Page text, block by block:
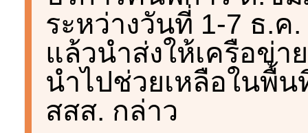
ระหว่างวันที่ 1-7 ธ.ค
แล้วนำส่งให้เครือข่
นำไปช่วยเหลือในพื้น
สสส. กล่าว